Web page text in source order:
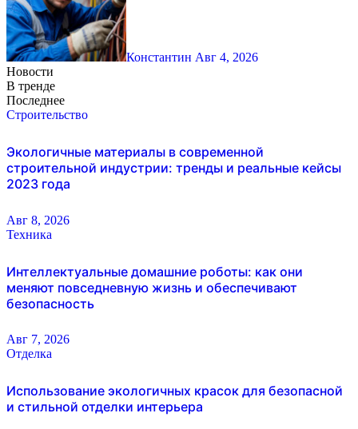
Константин Авг 4, 2026
Новости
В тренде
Последнее
Строительство
Экологичные материалы в современной
строительной индустрии: тренды и реальные кейсы
2023 года
Авг 8, 2026
Техника
Интеллектуальные домашние роботы: как они
меняют повседневную жизнь и обеспечивают
безопасность
Авг 7, 2026
Отделка
Использование экологичных красок для безопасной
и стильной отделки интерьера